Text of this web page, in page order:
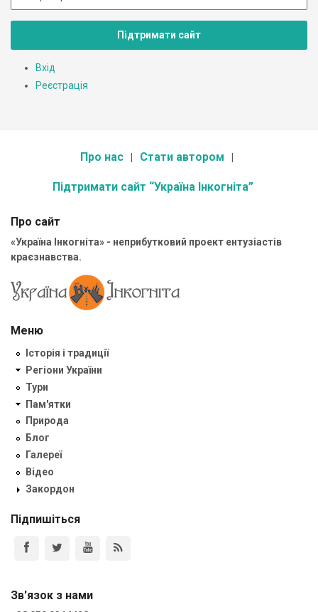
Підтримати сайт
Вхід
Реєстрація
Про нас Стати автором
Підтримати сайт “Україна Інкогніта”
Про сайт
«Україна Інкогніта» - неприбутковий проект ентузіастів
краєзнавства.
Меню
Історія і традиції
Регіони України
Тури
Пам'ятки
Природа
Блог
Галереї
Відео
Закордон
Підпишіться
Зв'язок з нами